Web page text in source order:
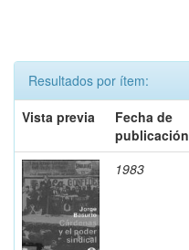
Resultados por ítem:
Vista previa
Fecha de
publicación
1983